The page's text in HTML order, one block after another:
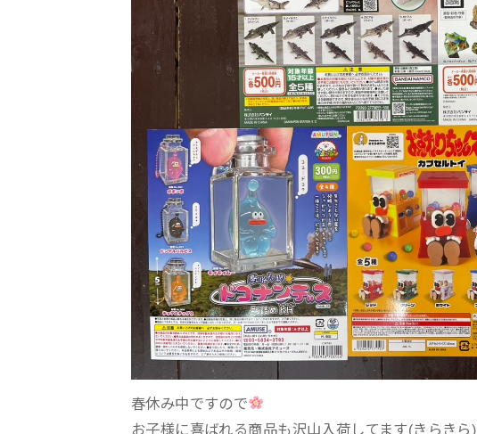
春休み中ですので
お子様に喜ばれる商品も沢山入荷してます(きらきら)